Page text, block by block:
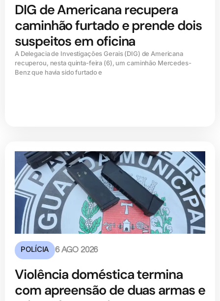
DIG de Americana recupera
caminhão furtado e prende dois
suspeitos em oficina
A Delegacia de Investigações Gerais (DIG) de Americana
recuperou, nesta quinta-feira (6), um caminhão Mercedes-
Benz que havia sido furtado e
POLÍCIA 6 AGO 2026
Violência doméstica termina
com apreensão de duas armas e